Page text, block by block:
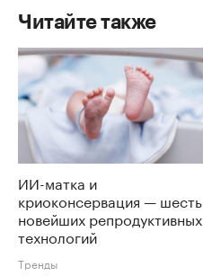
Читайте также
ИИ-матка и
криоконсервация — шесть
новейших репродуктивных
технологий
Тренды